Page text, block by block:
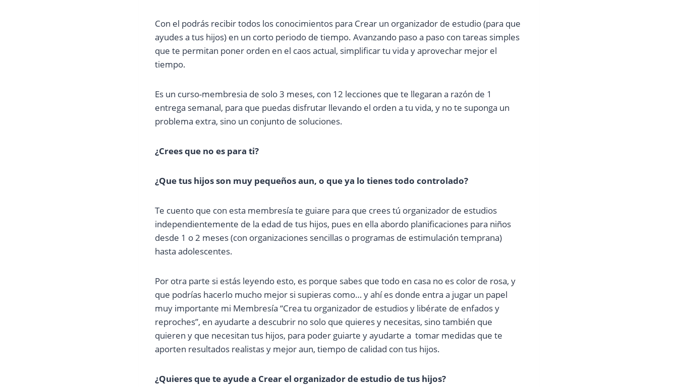
Con el podrás recibir todos los conocimientos para Crear un organizador de estudio (para que
ayudes a tus hijos) en un corto periodo de tiempo. Avanzando paso a paso con tareas simples
que te permitan poner orden en el caos actual, simplificar tu vida y aprovechar mejor el
tiempo.
Es un curso-membresia de solo 3 meses, con 12 lecciones que te llegaran a razón de 1
entrega semanal, para que puedas disfrutar llevando el orden a tu vida, y no te suponga un
problema extra, sino un conjunto de soluciones.
¿Crees que no es para ti?
¿Que tus hijos son muy pequeños aun, o que ya lo tienes todo controlado?
Te cuento que con esta membresía te guiare para que crees tú organizador de estudios
independientemente de la edad de tus hijos, pues en ella abordo planificaciones para niños
desde 1 o 2 meses (con organizaciones sencillas o programas de estimulación temprana)
hasta adolescentes.
Por otra parte si estás leyendo esto, es porque sabes que todo en casa no es color de rosa, y
que podrías hacerlo mucho mejor si supieras como… y ahí es donde entra a jugar un papel
muy importante mi Membresía “Crea tu organizador de estudios y libérate de enfados y
reproches”, en ayudarte a descubrir no solo que quieres y necesitas, sino también que
quieren y que necesitan tus hijos, para poder guiarte y ayudarte a tomar medidas que te
aporten resultados realistas y mejor aun, tiempo de calidad con tus hijos.
¿Quieres que te ayude a Crear el organizador de estudio de tus hijos?